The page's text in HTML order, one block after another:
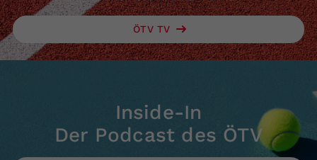
ÖTV TV
Inside-In
Der Podcast des ÖTV